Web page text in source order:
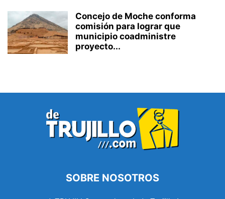
Concejo de Moche conforma
comisión para lograr que
municipio coadministre
proyecto...
SOBRE NOSOTROS